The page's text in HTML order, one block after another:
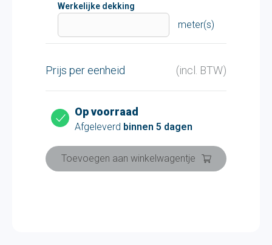
Werkelijke dekking
meter(s)
Prijs per eenheid (incl. BTW)
Op voorraad
Afgeleverd binnen 5 dagen
Toevoegen aan winkelwagentje